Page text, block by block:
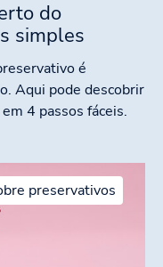
do
simples
é
Aqui pode descobrir
4 passos fáceis.
preservativos